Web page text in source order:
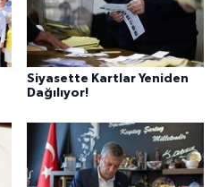
Siyasette Kartlar Yeniden
Dağılıyor!